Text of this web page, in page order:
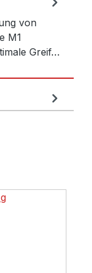
von
M1
Greif…